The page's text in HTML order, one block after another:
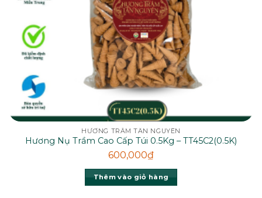
HƯƠNG TRẦM TÂN NGUYÊN
Hương Nụ Trầm Cao Cấp Túi 0.5Kg – TT45C2(0.5K)
600,000₫
Thêm vào giỏ hàng